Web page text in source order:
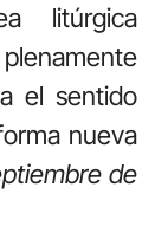
litúrgica
el sentido
nueva
de